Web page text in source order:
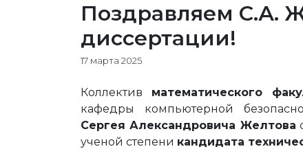
Поздравляем С.А.
диссертации!
17 марта 2025
Коллектив математического
кафедры компьютерной
Сергея Александровича Желтова
ученой степени кандидата